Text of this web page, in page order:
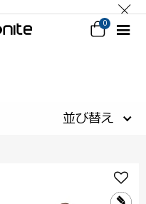
0
並び替え